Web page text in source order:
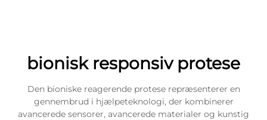
bionisk responsiv protese
Den bioniske reagerende protese repræsenterer en
gennembrud i hjælpeteknologi, der kombinerer
avancerede sensorer, avancerede materialer og kunstig